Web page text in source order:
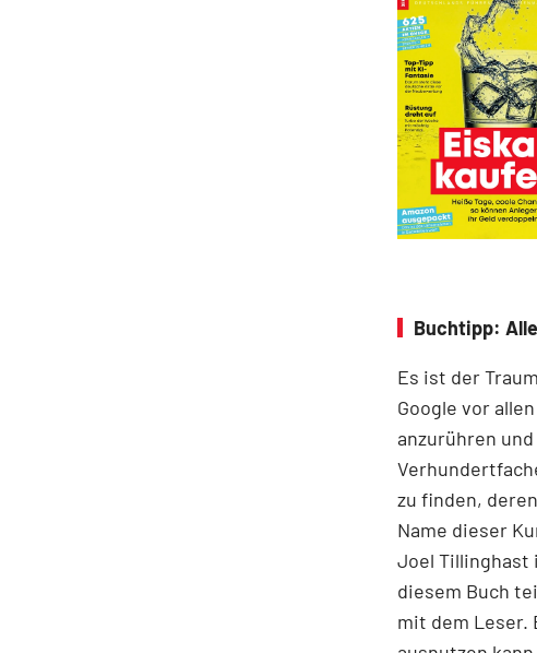
Buchtipp:
Es ist der
Google vor
anzurühren
zu finden,
Name dieser
Joel Tillinghast
diesem Buch
mit dem Leser.